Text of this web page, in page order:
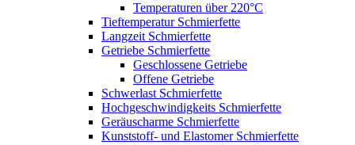
Temperaturen über 220°C
Tieftemperatur Schmierfette
Langzeit Schmierfette
Getriebe Schmierfette
Geschlossene Getriebe
Offene Getriebe
Schwerlast Schmierfette
Hochgeschwindigkeits Schmierfette
Geräuscharme Schmierfette
Kunststoff- und Elastomer Schmierfette